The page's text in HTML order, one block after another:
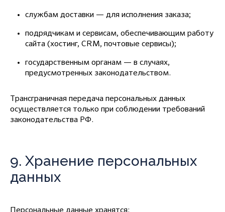
службам доставки — для исполнения заказа;
подрядчикам и сервисам, обеспечивающим работу
сайта (хостинг, CRM, почтовые сервисы);
государственным органам — в случаях,
предусмотренных законодательством.
Трансграничная передача персональных данных
осуществляется только при соблюдении требований
законодательства РФ.
9. Хранение персональных
данных